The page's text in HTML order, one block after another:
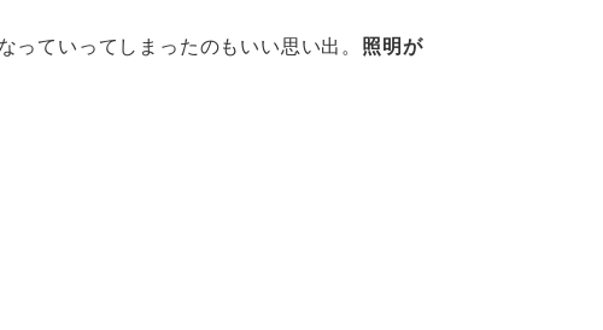
ていってしまったのもいい思い出。 照明が